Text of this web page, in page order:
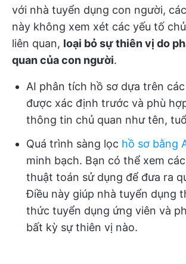
với nhà tuyển dụng con người,
này không xem xét các yếu tố
liên quan, loại bỏ sự thiên vị do
quan của con người.
AI phân tích hồ sơ dựa trên
được xác định trước và phù
thông tin chủ quan như tên,
Quá trình sàng lọc hồ sơ bằng
minh bạch. Bạn có thể xem
thuật toán sử dụng để đưa ra
Điều này giúp nhà tuyển dụng
thức tuyển dụng ứng viên và
bất kỳ sự thiên vị nào.